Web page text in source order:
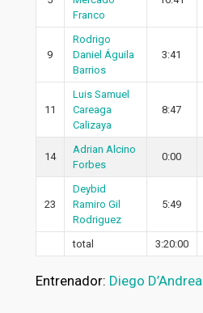
Franco
9
Rodrigo
Daniel Águila
Barrios
3:41
11
Luis Samuel
Careaga
Calizaya
8:47
14
Adrian Alcino
Forbes
0:00
23
Deybid
Ramiro Gil
Rodriguez
5:49
total 3:20:00
Entrenador: Diego D’Andrea